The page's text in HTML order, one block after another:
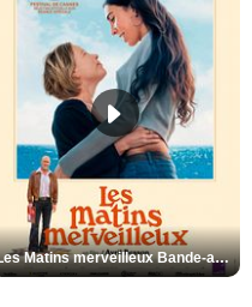
Les Matins merveilleux Bande-annonce VF